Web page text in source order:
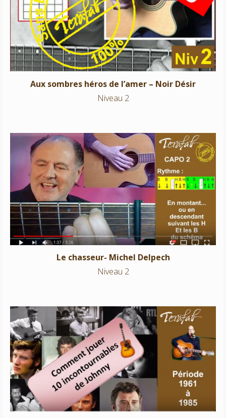
Aux sombres héros de l’amer – Noir Désir
Niveau 2
Aux sombres héros de l’amer – Noir Désir
Niveau 2
Le chasseur- Michel Delpech
Niveau 2
Le chasseur- Michel Delpech
Niveau 2
Johnny Hallyday – Medley
Niveaux 1-2-3